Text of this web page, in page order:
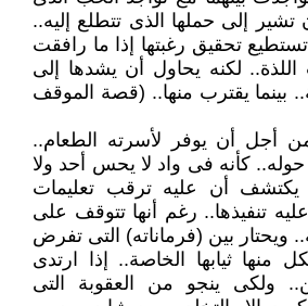
تشير إلى حملها الذى تتطلع إليه..
تحقيق رغبتها إذا ما رافقت
لكنه يحاول أن يشدها إلى
بينما يقترب منها.. (قصة الموقف
أجل أن يوفر لأسرته الطعام..
كأنه فى واد لا يحس أحد ولا
أن عليه ترقب تعليمات
تنفيذها.. رغم أنها تتوقف على
ويحتار بين (فرماناته) التى تفرض
منها ثيابها الخاصة.. إذا ارتدى
ولكى ينجو من العقوبة التى